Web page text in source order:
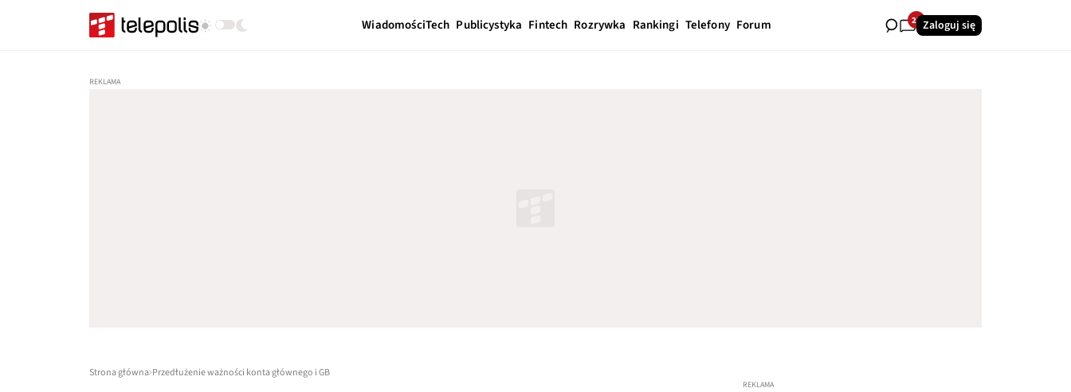
WiadomościTech Publicystyka Fintech Rozrywka Rankingi Telefony Forum 23Zaloguj się
Strona główna Przedłużenie ważności konta głównego i GB